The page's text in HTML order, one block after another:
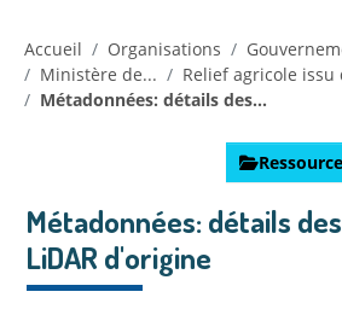
Accueil Organisations
Ministère de...
Relief agricole issu
Métadonnées: détails des...
Métadonnées: détails
LiDAR d'origine